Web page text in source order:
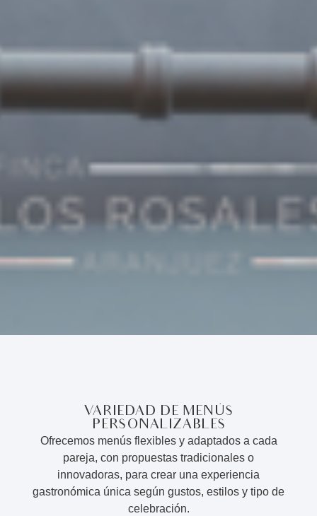
VARIEDAD DE MENÚS
PERSONALIZABLES
Ofrecemos menús flexibles y adaptados a cada
pareja, con propuestas tradicionales o
innovadoras, para crear una experiencia
gastronómica única según gustos, estilos y tipo de
celebración.